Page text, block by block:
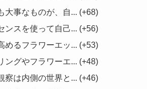
大事なものが、自... +68
ンスを使って自己... +56
めるフラワーエッ... +53
ングやフラワーエ... +48
察は内側の世界と... +46